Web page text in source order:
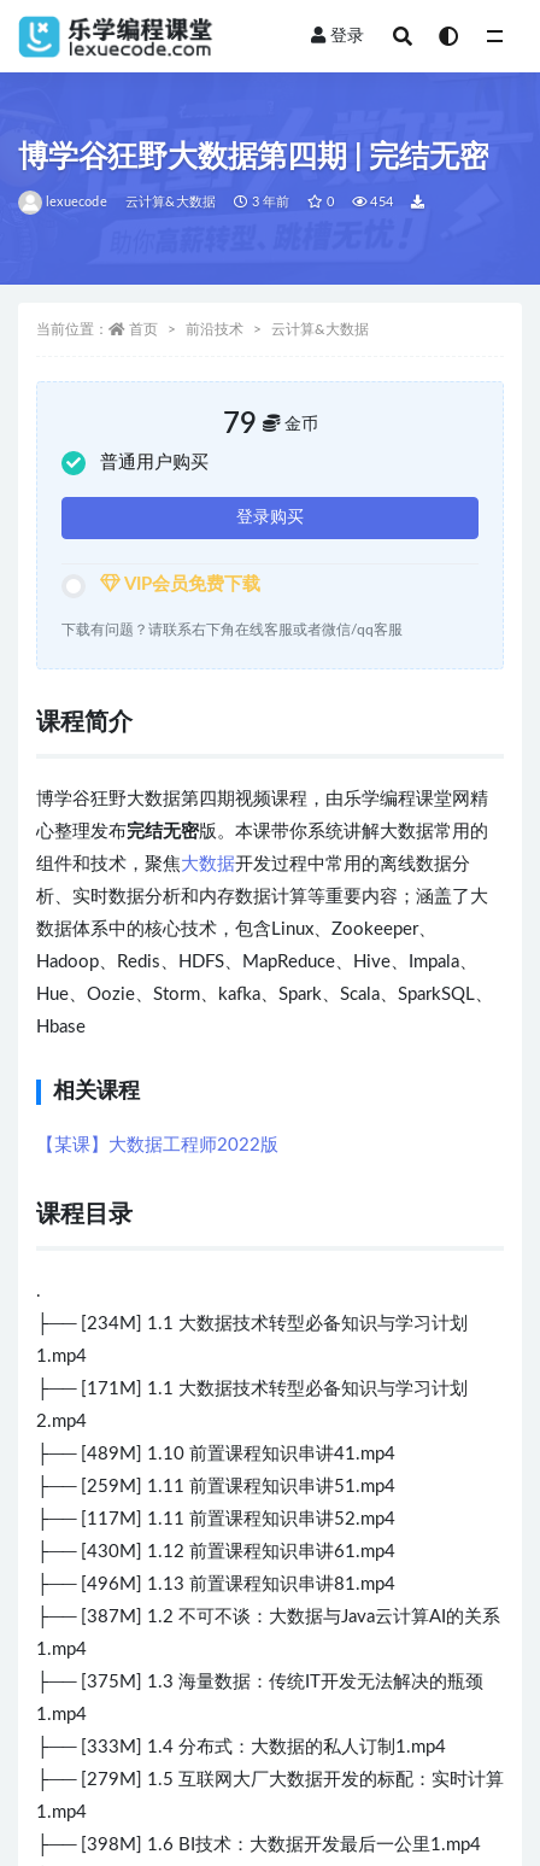
登录
博学谷狂野大数据第四期 | 完结无密
lexuecode 云计算&大数据 3 年前 0 454
当前位置： 首页 前沿技术 云计算&大数据
79 金币
普通用户购买
登录购买
VIP会员免费下载
下载有问题？请联系右下角在线客服或者微信/qq客服
课程简介
博学谷狂野大数据第四期视频课程，由乐学编程课堂网精
心整理发布完结无密版。本课带你系统讲解大数据常用的
组件和技术，聚焦大数据开发过程中常用的离线数据分
析、实时数据分析和内存数据计算等重要内容；涵盖了大
数据体系中的核心技术，包含Linux、Zookeeper、
Hadoop、Redis、HDFS、MapReduce、Hive、Impala、
Hue、Oozie、Storm、kafka、Spark、Scala、SparkSQL、
Hbase
相关课程
【某课】大数据工程师2022版
课程目录
.
├── [234M] 1.1 大数据技术转型必备知识与学习计划
1.mp4
├── [171M] 1.1 大数据技术转型必备知识与学习计划
2.mp4
├── [489M] 1.10 前置课程知识串讲41.mp4
├── [259M] 1.11 前置课程知识串讲51.mp4
├── [117M] 1.11 前置课程知识串讲52.mp4
├── [430M] 1.12 前置课程知识串讲61.mp4
├── [496M] 1.13 前置课程知识串讲81.mp4
├── [387M] 1.2 不可不谈：大数据与Java云计算AI的关系
1.mp4
├── [375M] 1.3 海量数据：传统IT开发无法解决的瓶颈
1.mp4
├── [333M] 1.4 分布式：大数据的私人订制1.mp4
├── [279M] 1.5 互联网大厂大数据开发的标配：实时计算
1.mp4
├── [398M] 1.6 BI技术：大数据开发最后一公里1.mp4